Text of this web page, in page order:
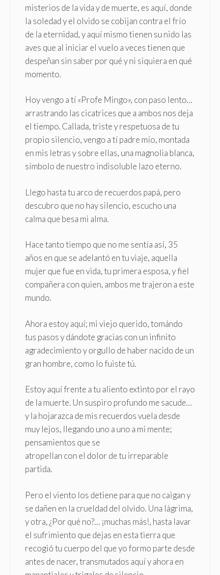
misterios de la vida y de muerte, es aquí, donde
la soledad y el olvido se cobijan contra el frío
de la eternidad, y aquí mismo tienen su nido las
aves que al iniciar el vuelo a veces tienen que
despeñan sin saber por qué y ni siquiera en qué
momento.
Hoy vengo a tí «Profe Mingo», con paso lento…
arrastrando las cicatrices que a ambos nos deja
el tiempo. Callada, triste y respetuosa de tu
propio silencio, vengo a tí padre mío, montada
en mis letras y sobre ellas, una magnolia blanca,
símbolo de nuestro indisoluble lazo eterno.
Llego hasta tu arco de recuerdos papá, pero
descubro que no hay silencio, escucho una
calma que besa mi alma.
Hace tanto tiempo que no me sentía así, 35
años en que se adelantó en tu viaje, aquella
mujer que fue en vida, tu primera esposa, y fiel
compañera con quien, ambos me trajeron a este
mundo.
Ahora estoy aquí; mi viejo querido, tomándo
tus pasos y dándote gracias con un infinito
agradecimiento y orgullo de haber nacido de un
gran hombre, como lo fuiste tú.
Estoy aquí frente a tu aliento extinto por el rayo
de la muerte. Un suspiro profundo me sacude…
y la hojarazca de mis recuerdos vuela desde
muy lejos, llegando uno a uno a mi mente;
pensamientos que se
atropellan con el dolor de tu irreparable
partida.
Pero el viento los detiene para que no caigan y
se dañen en la crueldad del olvido. Una lágrima,
y otra, ¿Por qué no?… ¡muchas más!, hasta lavar
el sufrimiento que dejas en esta tierra que
recogió tu cuerpo del que yo formo parte desde
antes de nacer, transmutados aquí y ahora en